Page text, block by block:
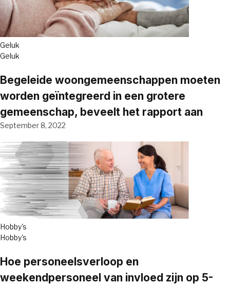
Geluk
Geluk
Begeleide woongemeenschappen moeten
worden geïntegreerd in een grotere
gemeenschap, beveelt het rapport aan
September 8, 2022
Hobby's
Hobby's
Hoe personeelsverloop en
weekendpersoneel van invloed zijn op 5-